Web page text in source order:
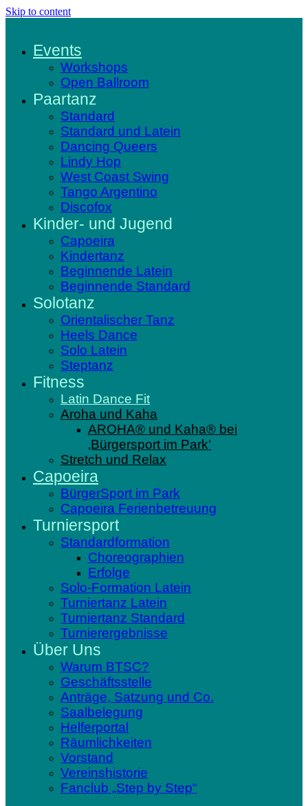
Skip to content
Events
Workshops
Open Ballroom
Paartanz
Standard
Standard und Latein
Dancing Queers
Lindy Hop
West Coast Swing
Tango Argentino
Discofox
Kinder- und Jugend
Capoeira
Kindertanz
Beginnende Latein
Beginnende Standard
Solotanz
Orientalischer Tanz
Heels Dance
Solo Latein
Steptanz
Fitness
Latin Dance Fit
Aroha und Kaha
AROHA® und Kaha® bei
‚Bürgersport im Park‘
Stretch und Relax
Capoeira
BürgerSport im Park
Capoeira Ferienbetreuung
Turniersport
Standardformation
Choreographien
Erfolge
Solo-Formation Latein
Turniertanz Latein
Turniertanz Standard
Turnierergebnisse
Über Uns
Warum BTSC?
Geschäftsstelle
Anträge, Satzung und Co.
Saalbelegung
Helferportal
Räumlichkeiten
Vorstand
Vereinshistorie
Fanclub „Step by Step“